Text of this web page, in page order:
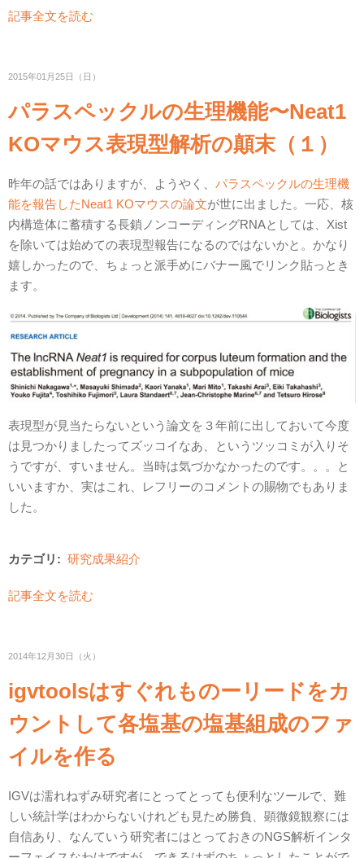
記事全文を読む
2015年01月25日（日）
パラスペックルの生理機能〜Neat1
KOマウス表現型解析の顛末（１）
昨年の話ではありますが、ようやく、 パラスペックルの生理機
能を報告したNeat1 KOマウスの論文が世に出ました。一応、核
内構造体に蓄積する長鎖ノンコーディングRNAとしては、Xist
を除いては始めての表現型報告になるのではないかと。かなり
嬉しかったので、ちょっと派手めにバナー風でリンク貼っとき
ます。
表現型が見当たらないという論文を３年前に出しておいて今度
は見つかりましたってズッコイなあ、というツッコミが入りそ
うですが、すいません。当時は気づかなかったのです。。。と
いいますか、実はこれ、レフリーのコメントの賜物でもありま
した。
カテゴリ: 研究成果紹介
記事全文を読む
2014年12月30日（火）
igvtoolsはすぐれものーリードをカ
ウントして各塩基の塩基組成のファ
イルを作る
IGVは濡れねずみ研究者にとってとっても便利なツールで、難
しい統計学はわからないけれども見ため勝負、顕微鏡観察には
自信あり、なんていう研究者にはとっておきのNGS解析インタ